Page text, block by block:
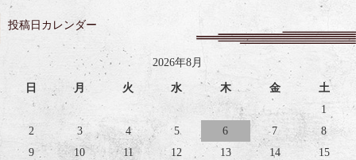
投稿日カレンダー
2026年8月
日 月 火 水 木 金
土
1
2
3 4 5 6 7
8
9
10 11 12 13 14 15